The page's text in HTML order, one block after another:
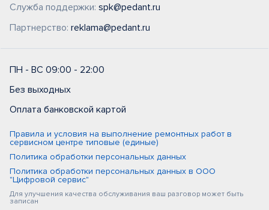
Служба поддержки: spk@pedant.ru
Партнерство: reklama@pedant.ru
ПН - ВС 09:00 - 22:00
Без выходных
Оплата банковской картой
Правила и условия на выполнение ремонтных работ в
сервисном центре типовые (единые)
Политика обработки персональных данных
Политика обработки персональных данных в ООО
"Цифровой сервис"
Для улучшения качества обслуживания ваш разговор может быть
записан